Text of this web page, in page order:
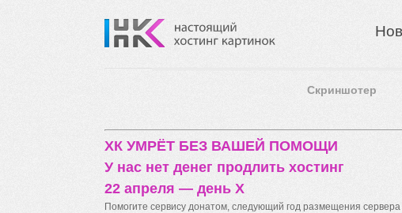
Скриншотер
ХК УМРЁТ БЕЗ ВАШЕЙ ПОМОЩИ
У нас нет денег продлить хостинг
22 апреля — день X
Помогите сервису донатом, следующий год размещения